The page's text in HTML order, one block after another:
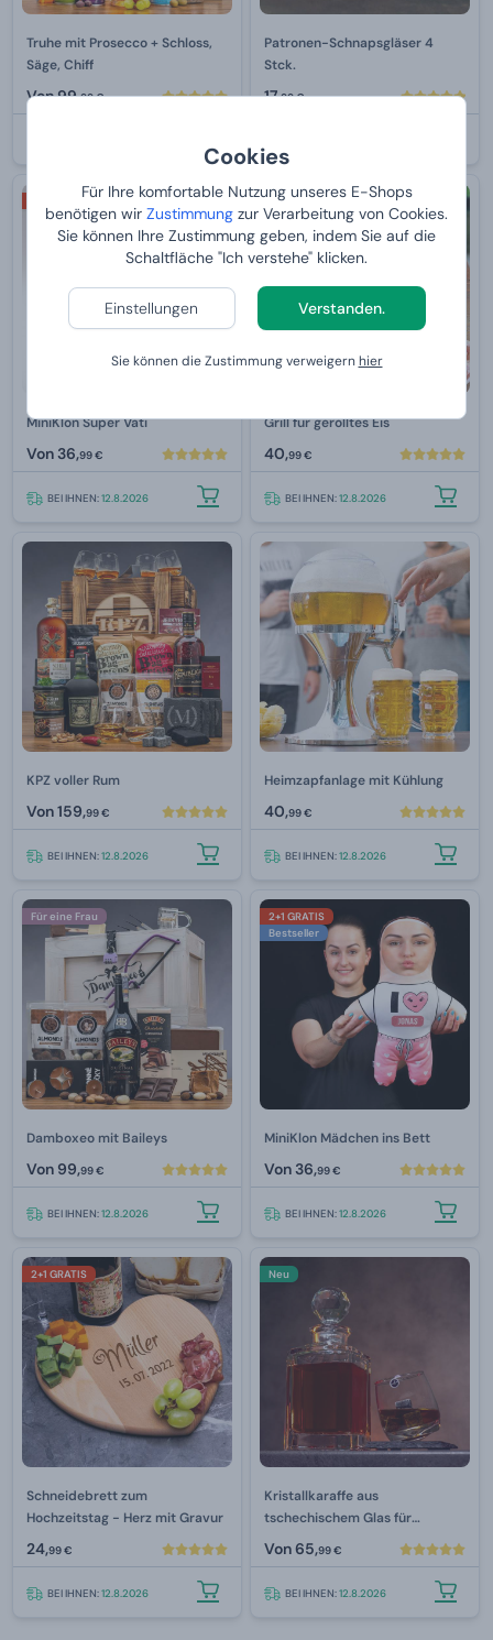
Cookies
Für Ihre komfortable Nutzung unseres E-Shops
benötigen wir Zustimmung zur Verarbeitung von Cookies.
Sie können Ihre Zustimmung geben, indem Sie auf die
Schaltfläche "Ich verstehe" klicken.
Einstellungen Verstanden.
Sie können die Zustimmung verweigernhier
Truhe mit Prosecco + Schloss,
Säge, Chiff
Von99,99 €
Patronen-Schnapsgläser 4
Stck.
17,99 €
2+1 GRATIS
MiniKlon Super Vati
Von36,99 €
BEI IHNEN:12.8.2026
Grill für gerolltes Eis
40,99 €
BEI IHNEN:12.8.2026
KPZ voller Rum
Von159,99 €
BEI IHNEN:12.8.2026
Heimzapfanlage mit Kühlung
40,99 €
BEI IHNEN:12.8.2026
Für eine Frau
Damboxeo mit Baileys
Von 99,99 €
BEI IHNEN:12.8.2026
2+1 GRATIS
Bestseller
MiniKlon Mädchen ins Bett
Von36,99 €
BEI IHNEN:12.8.2026
2+1 GRATIS
Schneidebrett zum
Hochzeitstag - Herz mit Gravur
24,99 €
BEI IHNEN:12.8.2026
Neu
Kristallkaraffe aus
tschechischem Glas für
Luxusalkohol 800 ml
Von65,99 €
BEI IHNEN:12.8.2026